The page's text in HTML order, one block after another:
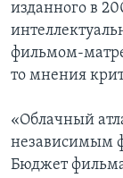
изданного в
фильмом-
то мнения
«Облачный
независимым
Бюджет